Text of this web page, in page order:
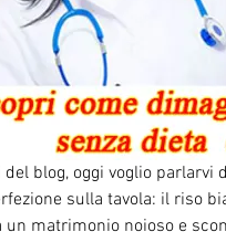
blog, oggi voglio
sulla tavola: il riso
un matrimonio noioso e